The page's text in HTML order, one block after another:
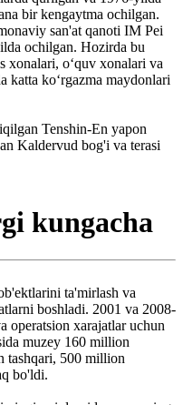
bir kengaytma ochilgan.
san'at qanoti IM Pei
ochilgan. Hozirda bu
xonalari, oʻquv xonalari va
katta koʻrgazma maydonlari
Tenshin-En yapon
Kaldervud bog'i va terasi
kungacha
ta'mirlash va
boshladi. 2001 va 2008-
operatsion xarajatlar uchun
muzey 160 million
tashqari, 500 million
bo'ldi.